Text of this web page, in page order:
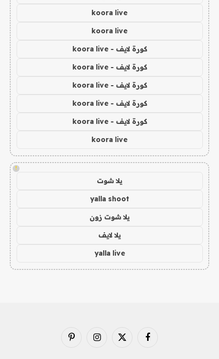
koora live
koora live
كورة لايف - koora live
كورة لايف - koora live
كورة لايف - koora live
كورة لايف - koora live
كورة لايف - koora live
koora live
!
يلا شوت
yalla shoot
يلا شوت زون
يلا لايف
yalla live
فيسبوك X
الانستغرامبينتيريست